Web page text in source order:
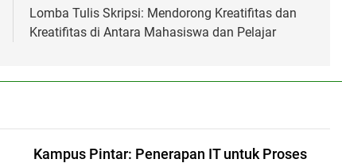
Lomba Tulis Skripsi: Mendorong Kreatifitas dan
Kreatifitas di Antara Mahasiswa dan Pelajar
Kampus Pintar: Penerapan IT untuk Proses